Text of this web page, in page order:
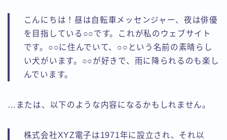
こんにちは！昼は自転車メッセンジャー、夜は俳優
を目指している○○です。これが私のウェブサイト
です。○○に住んでいて、○○という名前の素晴らし
い犬がいます。○○が好きで、雨に降られるのも楽し
んでいます。
…または、以下のような内容になるかもしれません。
株式会社XYZ電子は1971年に設立され、それ以